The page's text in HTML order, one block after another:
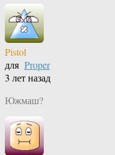
Pistol
для Proper
3 лет назад
Южмаш?